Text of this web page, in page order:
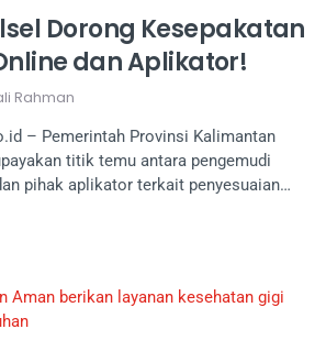
Dorong Kesepakatan
dan Aplikator!
Rahman
– Pemerintah Provinsi Kalimantan
titik temu antara pengemudi
pihak aplikator terkait penyesuaian…